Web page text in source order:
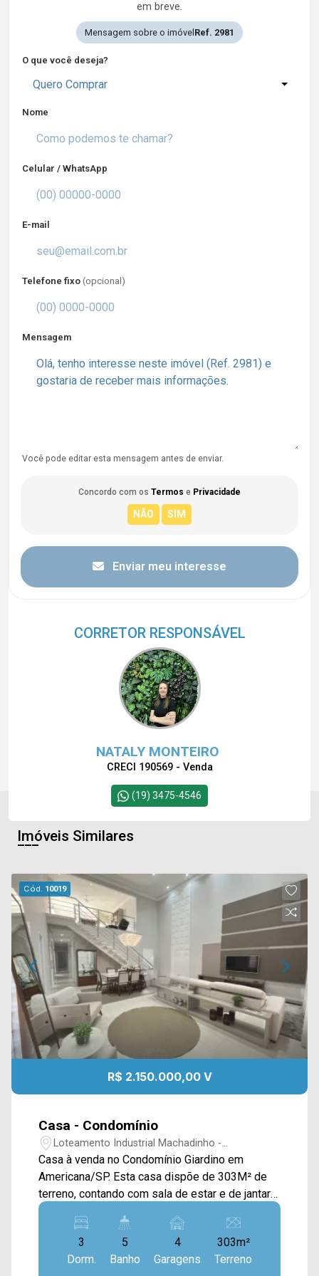
em breve.
Mensagem sobre o imóvel Ref. 2981
O que você deseja?
Quero Comprar
Nome
Celular / WhatsApp
E-mail
Telefone fixo (opcional)
Mensagem
Você pode editar esta mensagem antes de enviar.
Concordo com os Termos e Privacidade
Enviar meu interesse
CORRETOR RESPONSÁVEL
NATALY MONTEIRO
CRECI 190569 - Venda
(19) 3475-4546
Imóveis Similares
Cód. 10019
R$ 2.150.000,00 V
Casa - Condomínio
Loteamento Industrial Machadinho -
Americana/SP
Casa à venda no Condomínio Giardino em
Americana/SP. Esta casa dispõe de 303M² de
terreno, contando com sala de estar e de jantar
integradas, cozinha toda planejada, mezanino
com banheiro no piso superior, terraço com
pergolado e área de serviço com armários. Sua
área de lazer é complete, possuindo espaço
3
Dorm.
5
Banho
4
Garagens
303m²
Terreno